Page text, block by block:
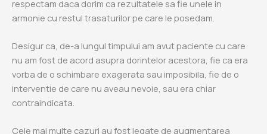
respectam daca dorim ca rezultatele sa fie unele in
armonie cu restul trasaturilor pe care le posedam.
Desigur ca, de-a lungul timpului am avut paciente cu care
nu am fost de acord asupra dorintelor acestora, fie ca era
vorba de o schimbare exagerata sau imposibila, fie de o
interventie de care nu aveau nevoie, sau era chiar
contraindicata.
Cele mai multe cazuri au fost legate de augmentarea